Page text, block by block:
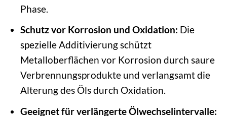
Phase.
Schutz vor Korrosion und Oxidation: Die
spezielle Additivierung schützt
Metalloberflächen vor Korrosion durch saure
Verbrennungsprodukte und verlangsamt die
Alterung des Öls durch Oxidation.
Geeignet für verlängerte Ölwechselintervalle: